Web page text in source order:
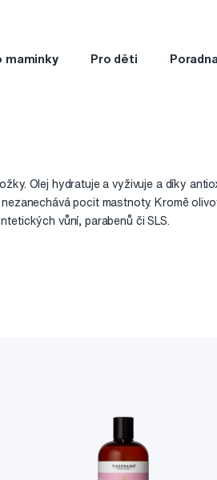
maminky Pro děti Poradna
Olej hydratuje a vyživuje a díky
pocit mastnoty. Kromě
vůní, parabenů či SLS.